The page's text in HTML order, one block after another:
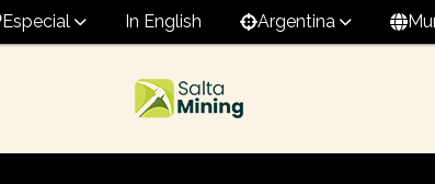
Especial In English Argentina